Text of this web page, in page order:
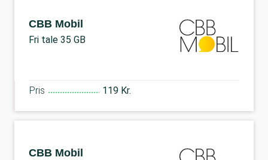
CBB Mobil
Fri tale 35 GB
Pris 119 Kr.
CBB Mobil